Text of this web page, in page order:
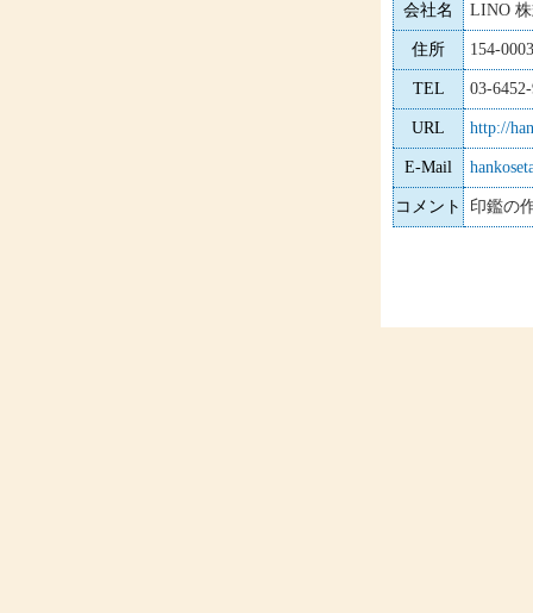
会社名 LINO
住所 154-
TEL 03-
URL http://
E-Mail
コメント 印鑑の